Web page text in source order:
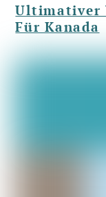
Ultimativer
Für Kanada